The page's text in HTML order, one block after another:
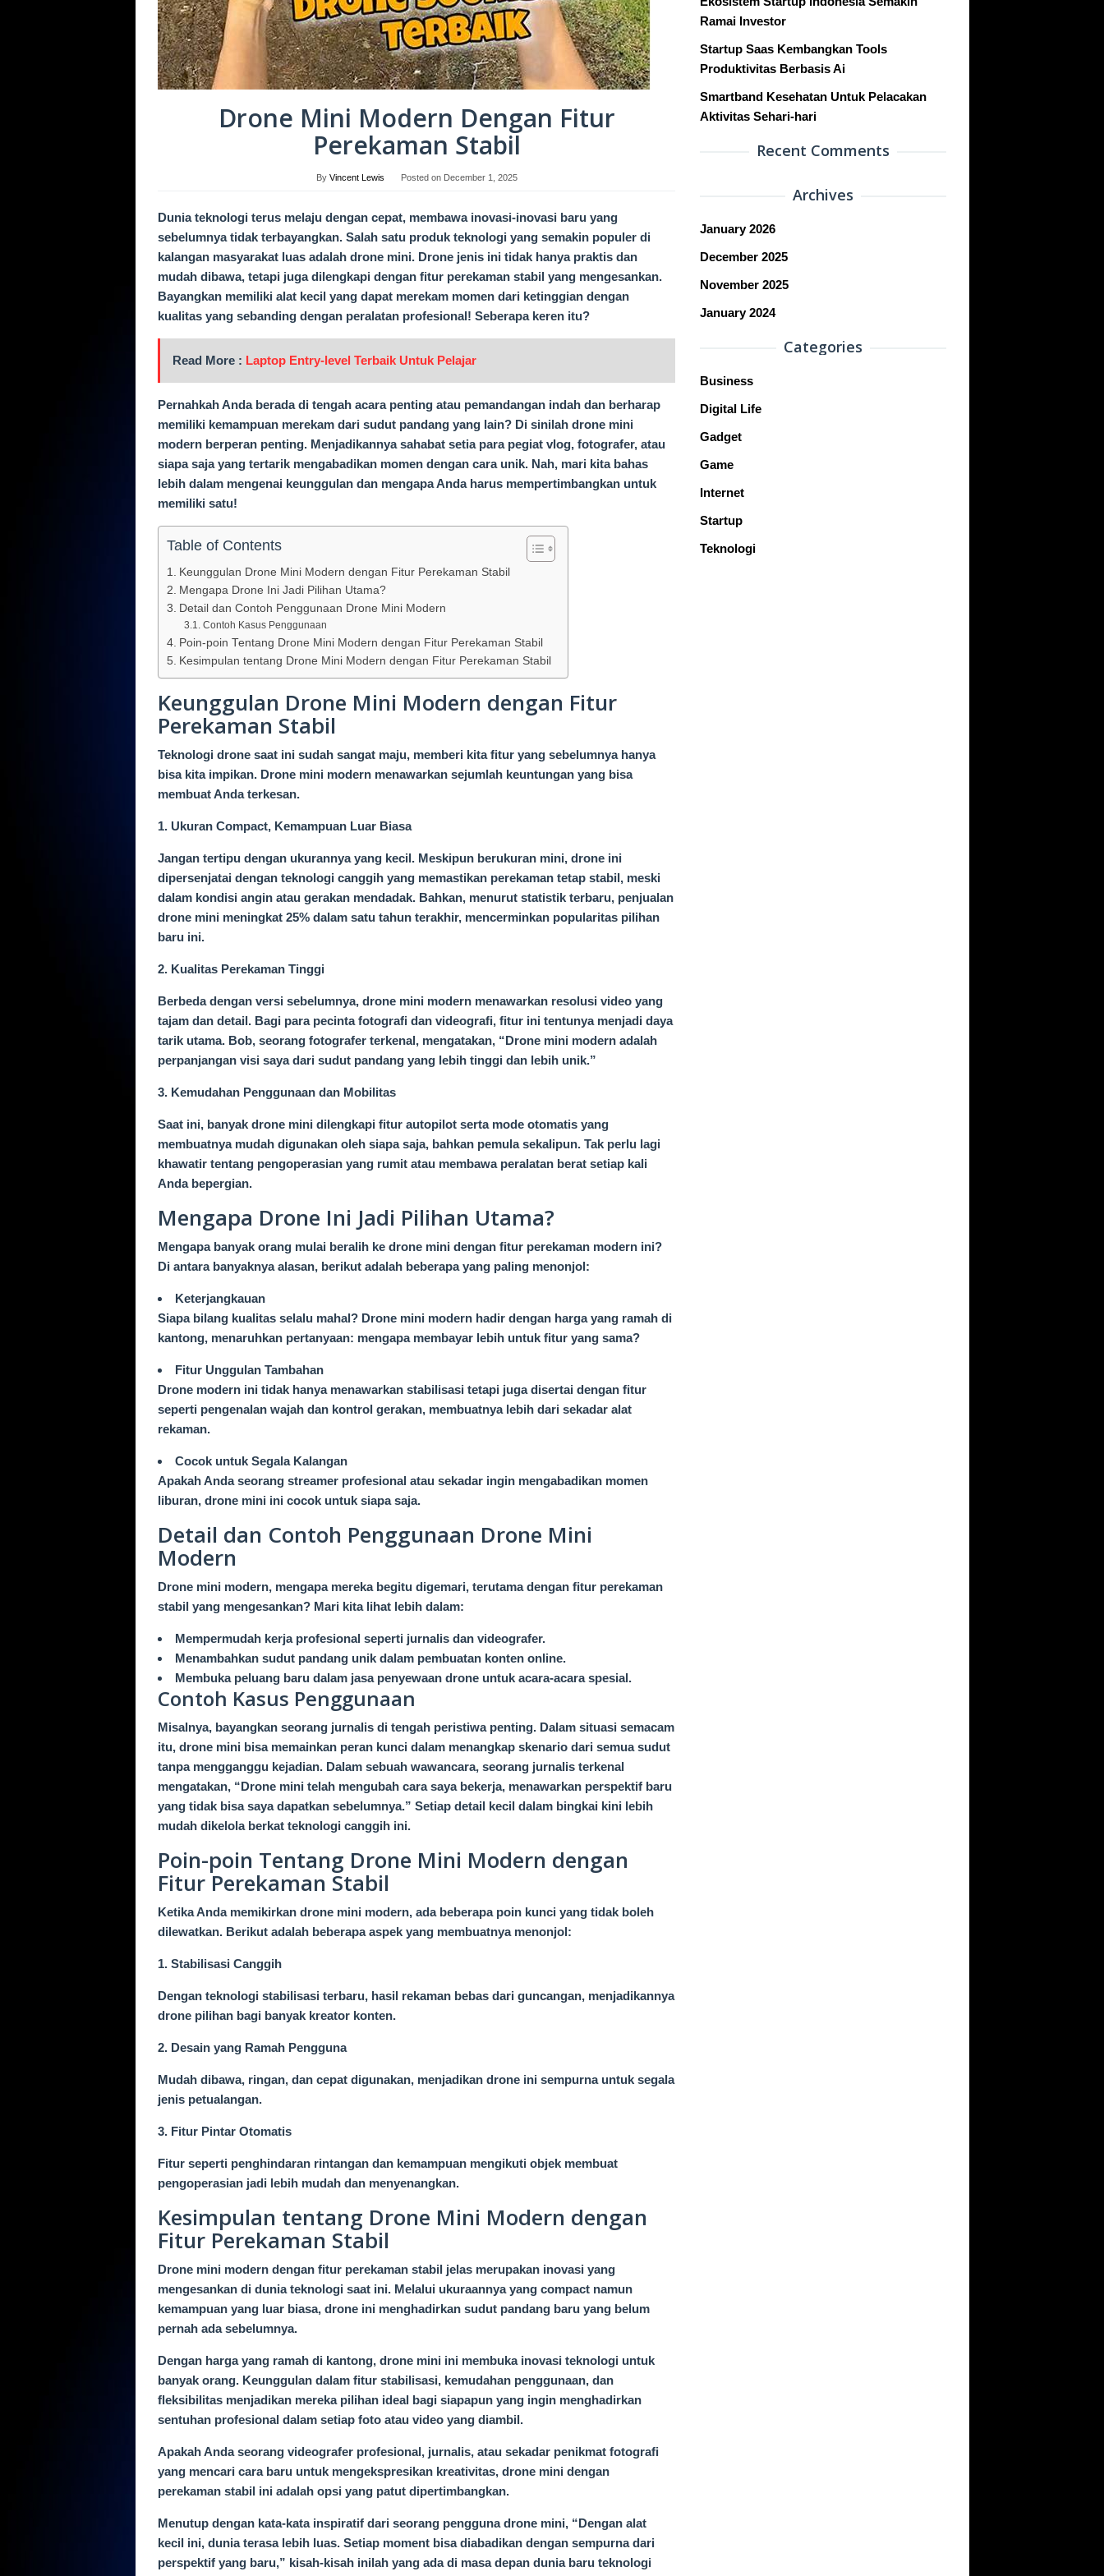
Drone Mini Modern Dengan Fitur
Perekaman Stabil
By Vincent Lewis Posted on December 1, 2025
Dunia teknologi terus melaju dengan cepat, membawa inovasi-inovasi baru yang
sebelumnya tidak terbayangkan. Salah satu produk teknologi yang semakin populer di
kalangan masyarakat luas adalah drone mini. Drone jenis ini tidak hanya praktis dan
mudah dibawa, tetapi juga dilengkapi dengan fitur perekaman stabil yang mengesankan.
Bayangkan memiliki alat kecil yang dapat merekam momen dari ketinggian dengan
kualitas yang sebanding dengan peralatan profesional! Seberapa keren itu?
Read More : Laptop Entry-level Terbaik Untuk Pelajar
Pernahkah Anda berada di tengah acara penting atau pemandangan indah dan berharap
memiliki kemampuan merekam dari sudut pandang yang lain? Di sinilah drone mini
modern berperan penting. Menjadikannya sahabat setia para pegiat vlog, fotografer, atau
siapa saja yang tertarik mengabadikan momen dengan cara unik. Nah, mari kita bahas
lebih dalam mengenai keunggulan dan mengapa Anda harus mempertimbangkan untuk
memiliki satu!
Table of Contents
Keunggulan Drone Mini Modern dengan Fitur Perekaman Stabil
Mengapa Drone Ini Jadi Pilihan Utama?
Detail dan Contoh Penggunaan Drone Mini Modern
Contoh Kasus Penggunaan
Poin-poin Tentang Drone Mini Modern dengan Fitur Perekaman Stabil
Kesimpulan tentang Drone Mini Modern dengan Fitur Perekaman Stabil
Keunggulan Drone Mini Modern dengan Fitur
Perekaman Stabil
Teknologi drone saat ini sudah sangat maju, memberi kita fitur yang sebelumnya hanya
bisa kita impikan. Drone mini modern menawarkan sejumlah keuntungan yang bisa
membuat Anda terkesan.
1. Ukuran Compact, Kemampuan Luar Biasa
Jangan tertipu dengan ukurannya yang kecil. Meskipun berukuran mini, drone ini
dipersenjatai dengan teknologi canggih yang memastikan perekaman tetap stabil, meski
dalam kondisi angin atau gerakan mendadak. Bahkan, menurut statistik terbaru, penjualan
drone mini meningkat 25% dalam satu tahun terakhir, mencerminkan popularitas pilihan
baru ini.
2. Kualitas Perekaman Tinggi
Berbeda dengan versi sebelumnya, drone mini modern menawarkan resolusi video yang
tajam dan detail. Bagi para pecinta fotografi dan videografi, fitur ini tentunya menjadi daya
tarik utama. Bob, seorang fotografer terkenal, mengatakan, “Drone mini modern adalah
perpanjangan visi saya dari sudut pandang yang lebih tinggi dan lebih unik.”
3. Kemudahan Penggunaan dan Mobilitas
Saat ini, banyak drone mini dilengkapi fitur autopilot serta mode otomatis yang
membuatnya mudah digunakan oleh siapa saja, bahkan pemula sekalipun. Tak perlu lagi
khawatir tentang pengoperasian yang rumit atau membawa peralatan berat setiap kali
Anda bepergian.
Mengapa Drone Ini Jadi Pilihan Utama?
Mengapa banyak orang mulai beralih ke drone mini dengan fitur perekaman modern ini?
Di antara banyaknya alasan, berikut adalah beberapa yang paling menonjol:
Keterjangkauan
Siapa bilang kualitas selalu mahal? Drone mini modern hadir dengan harga yang ramah di
kantong, menaruhkan pertanyaan: mengapa membayar lebih untuk fitur yang sama?
Fitur Unggulan Tambahan
Drone modern ini tidak hanya menawarkan stabilisasi tetapi juga disertai dengan fitur
seperti pengenalan wajah dan kontrol gerakan, membuatnya lebih dari sekadar alat
rekaman.
Cocok untuk Segala Kalangan
Apakah Anda seorang streamer profesional atau sekadar ingin mengabadikan momen
liburan, drone mini ini cocok untuk siapa saja.
Detail dan Contoh Penggunaan Drone Mini
Modern
Drone mini modern, mengapa mereka begitu digemari, terutama dengan fitur perekaman
stabil yang mengesankan? Mari kita lihat lebih dalam:
Mempermudah kerja profesional seperti jurnalis dan videografer.
Menambahkan sudut pandang unik dalam pembuatan konten online.
Membuka peluang baru dalam jasa penyewaan drone untuk acara-acara spesial.
Contoh Kasus Penggunaan
Misalnya, bayangkan seorang jurnalis di tengah peristiwa penting. Dalam situasi semacam
itu, drone mini bisa memainkan peran kunci dalam menangkap skenario dari semua sudut
tanpa mengganggu kejadian. Dalam sebuah wawancara, seorang jurnalis terkenal
mengatakan, “Drone mini telah mengubah cara saya bekerja, menawarkan perspektif baru
yang tidak bisa saya dapatkan sebelumnya.” Setiap detail kecil dalam bingkai kini lebih
mudah dikelola berkat teknologi canggih ini.
Poin-poin Tentang Drone Mini Modern dengan
Fitur Perekaman Stabil
Ketika Anda memikirkan drone mini modern, ada beberapa poin kunci yang tidak boleh
dilewatkan. Berikut adalah beberapa aspek yang membuatnya menonjol:
1. Stabilisasi Canggih
Dengan teknologi stabilisasi terbaru, hasil rekaman bebas dari guncangan, menjadikannya
drone pilihan bagi banyak kreator konten.
2. Desain yang Ramah Pengguna
Mudah dibawa, ringan, dan cepat digunakan, menjadikan drone ini sempurna untuk segala
jenis petualangan.
3. Fitur Pintar Otomatis
Fitur seperti penghindaran rintangan dan kemampuan mengikuti objek membuat
pengoperasian jadi lebih mudah dan menyenangkan.
Kesimpulan tentang Drone Mini Modern dengan
Fitur Perekaman Stabil
Drone mini modern dengan fitur perekaman stabil jelas merupakan inovasi yang
mengesankan di dunia teknologi saat ini. Melalui ukuraannya yang compact namun
kemampuan yang luar biasa, drone ini menghadirkan sudut pandang baru yang belum
pernah ada sebelumnya.
Dengan harga yang ramah di kantong, drone mini ini membuka inovasi teknologi untuk
banyak orang. Keunggulan dalam fitur stabilisasi, kemudahan penggunaan, dan
fleksibilitas menjadikan mereka pilihan ideal bagi siapapun yang ingin menghadirkan
sentuhan profesional dalam setiap foto atau video yang diambil.
Apakah Anda seorang videografer profesional, jurnalis, atau sekadar penikmat fotografi
yang mencari cara baru untuk mengekspresikan kreativitas, drone mini dengan
perekaman stabil ini adalah opsi yang patut dipertimbangkan.
Menutup dengan kata-kata inspiratif dari seorang pengguna drone mini, “Dengan alat
kecil ini, dunia terasa lebih luas. Setiap moment bisa diabadikan dengan sempurna dari
perspektif yang baru,” kisah-kisah inilah yang ada di masa depan dunia baru teknologi
Ramai Investor
Startup Saas Kembangkan Tools
Produktivitas Berbasis Ai
Smartband Kesehatan Untuk Pelacakan
Aktivitas Sehari-hari
Recent Comments
Archives
January 2026
December 2025
November 2025
January 2024
Categories
Business
Digital Life
Gadget
Game
Internet
Startup
Teknologi